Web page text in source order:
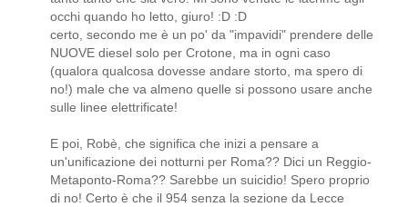
occhi quando ho letto, giuro! :D :D
certo, secondo me è un po' da "impavidi" prendere delle
NUOVE diesel solo per Crotone, ma in ogni caso
(qualora qualcosa dovesse andare storto, ma spero di
no!) male che va almeno quelle si possono usare anche
sulle linee elettrificate!
E poi, Robè, che significa che inizi a pensare a
un'unificazione dei notturni per Roma?? Dici un Reggio-
Metaponto-Roma?? Sarebbe un suicidio! Spero proprio
di no! Certo è che il 954 senza la sezione da Lecce